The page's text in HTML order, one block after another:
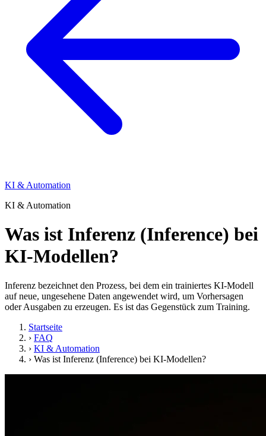
KI & Automation
KI & Automation
Was ist Inferenz (Inference) bei
KI-Modellen?
Inferenz bezeichnet den Prozess, bei dem ein trainiertes KI-Modell
auf neue, ungesehene Daten angewendet wird, um Vorhersagen
oder Ausgaben zu erzeugen. Es ist das Gegenstück zum Training.
Startseite
› FAQ
› KI & Automation
› Was ist Inferenz (Inference) bei KI-Modellen?